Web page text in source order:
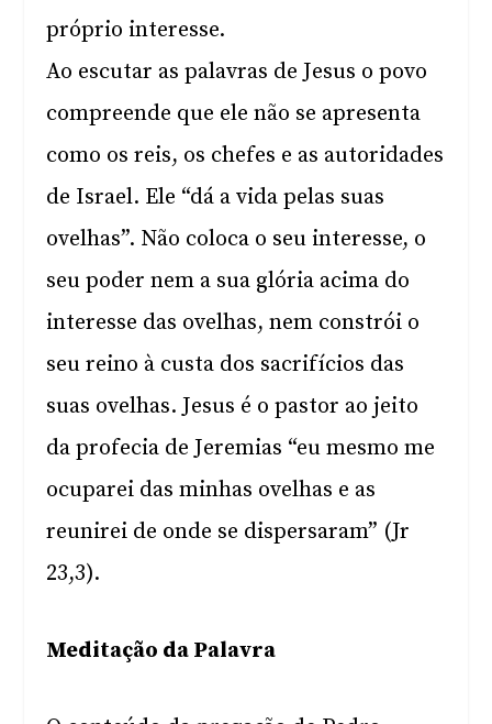
próprio interesse.
Ao escutar as palavras de Jesus o povo
compreende que ele não se apresenta
como os reis, os chefes e as autoridades
de Israel. Ele “dá a vida pelas suas
ovelhas”. Não coloca o seu interesse, o
seu poder nem a sua glória acima do
interesse das ovelhas, nem constrói o
seu reino à custa dos sacrifícios das
suas ovelhas. Jesus é o pastor ao jeito
da profecia de Jeremias “eu mesmo me
ocuparei das minhas ovelhas e as
reunirei de onde se dispersaram” (Jr
23,3).
Meditação da Palavra